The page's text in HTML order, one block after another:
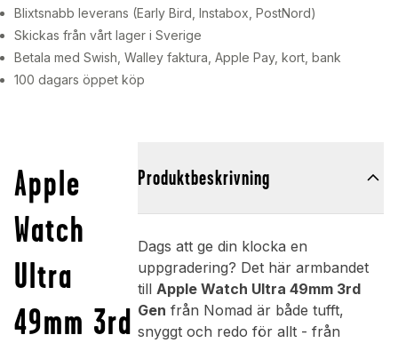
Blixtsnabb leverans (Early Bird, Instabox, PostNord)
Skickas från vårt lager i Sverige
Betala med Swish, Walley faktura, Apple Pay, kort, bank
100 dagars öppet köp
Apple
Watch
Ultra
49mm 3rd
Produktbeskrivning
Dags att ge din klocka en
uppgradering? Det här armbandet
till Apple Watch Ultra 49mm 3rd
Gen från Nomad är både tufft,
snyggt och redo för allt - från